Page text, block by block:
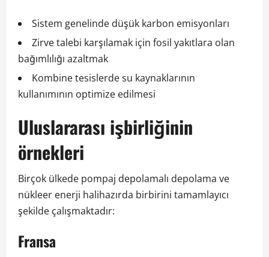
Sistem genelinde düşük karbon emisyonları
Zirve talebi karşılamak için fosil yakıtlara olan
bağımlılığı azaltmak
Kombine tesislerde su kaynaklarının
kullanımının optimize edilmesi
Uluslararası işbirliğinin
örnekleri
Birçok ülkede pompaj depolamalı depolama ve
nükleer enerji halihazırda birbirini tamamlayıcı
şekilde çalışmaktadır:
Fransa